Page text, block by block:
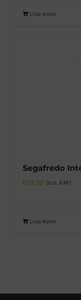
Lisa korvi
Segafredo
€19,50 (sis. KM)
Lisa korvi